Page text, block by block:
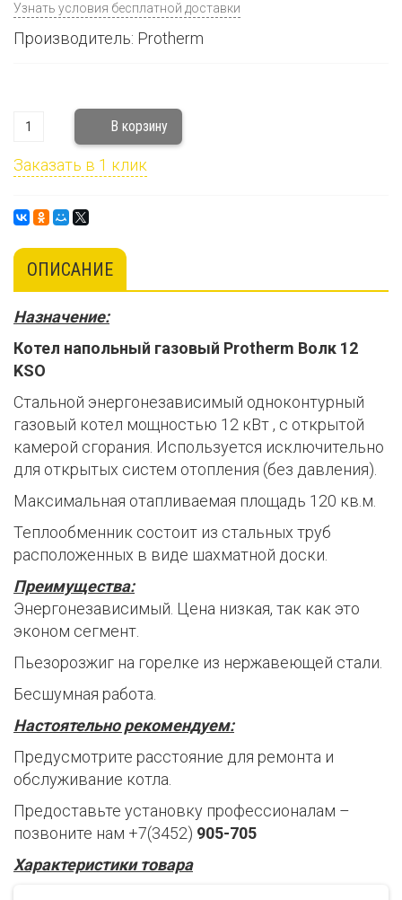
Узнать условия бесплатной доставки
Производитель: Protherm
Заказать в 1 клик
ОПИСАНИЕ
Назначение:
Котел напольный газовый Protherm Волк 12
KSO
Стальной энергонезависимый одноконтурный
газовый котел мощностью 12 кВт , с открытой
камерой сгорания. Используется исключительно
для открытых систем отопления (без давления).
Максимальная отапливаемая площадь 120 кв.м.
Теплообменник состоит из стальных труб
расположенных в виде шахматной доски.
Преимущества:
Энергонезависимый. Цена низкая, так как это
эконом сегмент.
Пьезорозжиг на горелке из нержавеющей стали.
Бесшумная работа.
Настоятельно рекомендуем:
Предусмотрите расстояние для ремонта и
обслуживание котла.
Предоставьте установку профессионалам –
позвоните нам +7(3452) 905-705
Характеристики товара